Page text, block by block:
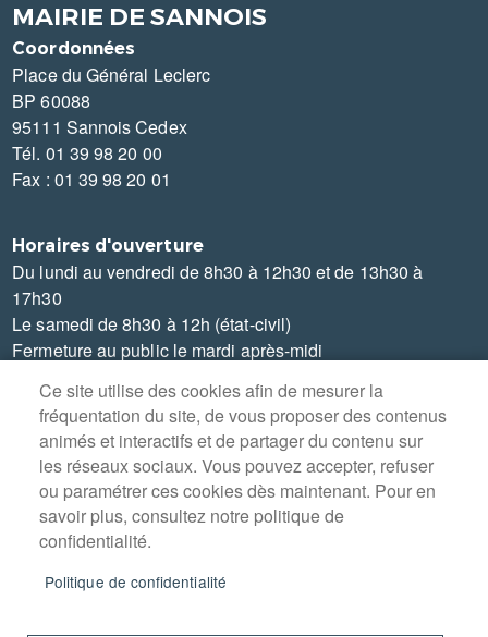
MAIRIE DE SANNOIS
Coordonnées
Place du Général Leclerc
BP 60088
95111 Sannois Cedex
Tél. 01 39 98 20 00
Fax : 01 39 98 20 01
Horaires d'ouverture
Du lundi au vendredi de 8h30 à 12h30 et de 13h30 à
17h30
Le samedi de 8h30 à 12h (état-civil)
Fermeture au public le mardi après-midi
MENU
PIED
PAGE
PLAN DU SITE
CONTACT
Ce site utilise des cookies afin de mesurer la
fréquentation du site, de vous proposer des contenus
animés et interactifs et de partager du contenu sur
les réseaux sociaux. Vous pouvez accepter, refuser
ou paramétrer ces cookies dès maintenant. Pour en
savoir plus, consultez notre politique de
confidentialité.
Politique de confidentialité